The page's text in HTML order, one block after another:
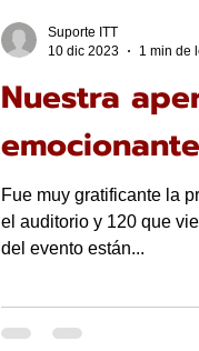
Nuestra
Fue muy gratificante la
el auditorio y 120 que
del evento están...
Suporte ITT
10 dic 2023
1 min de